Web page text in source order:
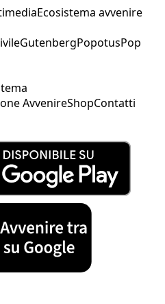
Ecosistema avvenire
GutenbergPopotusPop
AvvenireShopContatti